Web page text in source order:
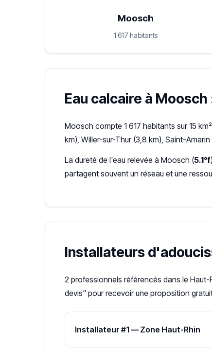
Moosch
1 617 habitants
Eau calcaire à
Moosch compte 1 617 habitants sur 15
km), Willer-sur-Thur (3,8 km), Saint-Amarin
La dureté de l'eau relevée à Moosch (5.1°f
partagent souvent un réseau et une
Installateurs
2 professionnels référencés dans le
devis" pour recevoir une proposition
Installateur #1 — Zone Haut-Rhin